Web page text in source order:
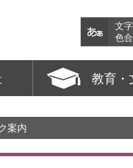
文
色
教育・
案内